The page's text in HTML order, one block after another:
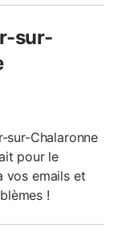
sur-
sur-Chalaronne
pour le
vos emails et
!